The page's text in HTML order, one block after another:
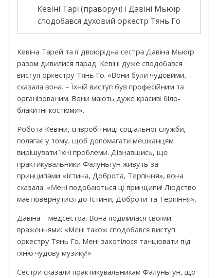
Кевіні Тарі (праворуч) і Давіні Мьюїр
сподобався духовий оркестр Тянь Го
Кевіна Тарей та її двоюрідна сестра Давіна Мьюїр
разом дивилися парад. Кевіні дуже сподобався
виступ оркестру Тянь Го. «Вони були чудовими, –
сказала вона. – Їхній виступ був професійним та
організованим. Вони мають дуже красиві біло-
блакитні костюми».
Робота Кевіни, співробітниці соціальної служби,
полягає у тому, щоб допомагати мешканцям
вирішувати їхні проблеми. Дізнавшись, що
практикувальники Фалуньгун живуть за
принципами «Істина, Доброта, Терпіння», вона
сказала: «Мені подобаються ці принципи! Людство
має повернутися до Істини, Доброти та Терпіння».
Давіна – медсестра. Вона поділилася своїми
враженнями: «Мені також сподобався виступ
оркестру Тянь Го. Мені захотілося танцювати під
їхню чудову музику!»
Сестри сказали практикувальникам Фалуньгун, що